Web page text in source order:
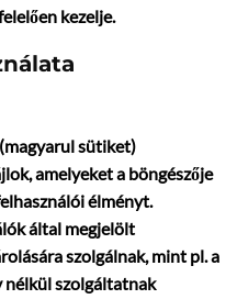
kezelje.
sütiket)
amelyeket a böngészője
élményt.
által megjelölt
szolgálnak, mint pl. a
nélkül szolgáltatnak